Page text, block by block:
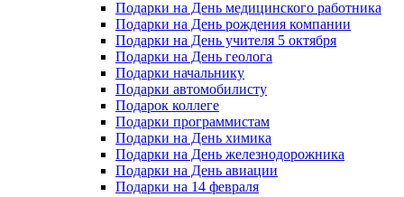
Подарки на День медицинского работника
Подарки на День рождения компании
Подарки на День учителя 5 октября
Подарки на День геолога
Подарки начальнику
Подарки автомобилисту
Подарок коллеге
Подарки программистам
Подарки на День химика
Подарки на День железнодорожника
Подарки на День авиации
Подарки на 14 февраля